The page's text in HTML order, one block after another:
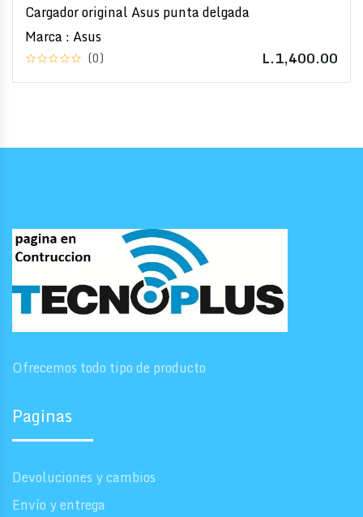
Cargador original Asus punta delgada
Marca : Asus
(0) L.1,400.00
Ofrecemos todo tipo de producto
Paginas
Devoluciones y cambios
Envío y entrega